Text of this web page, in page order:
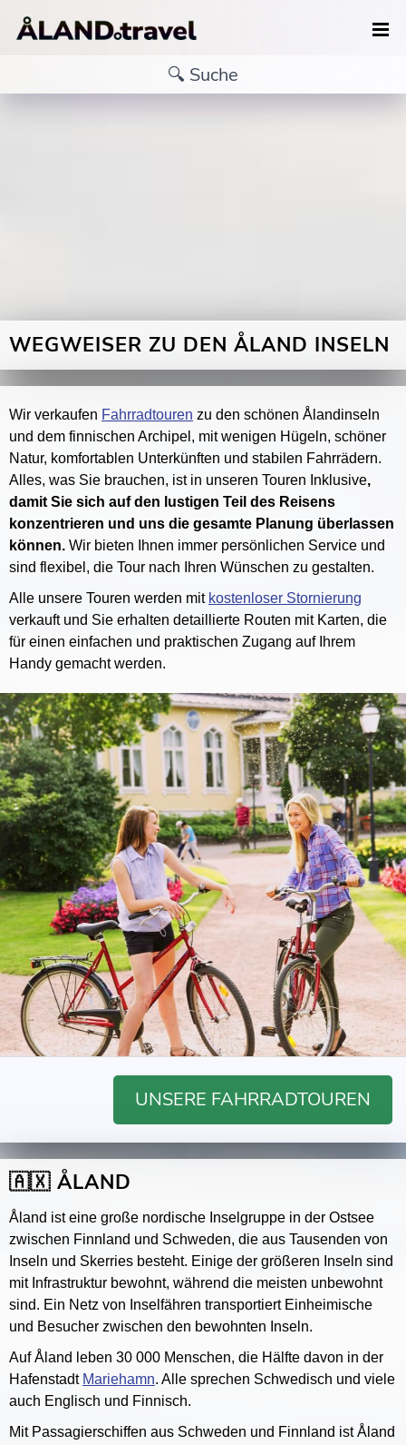
WEGWEISER ZU DEN ÅLAND INSELN
Wir verkaufen Fahrradtouren zu den schönen Ålandinseln
und dem finnischen Archipel, mit wenigen Hügeln, schöner
Natur, komfortablen Unterkünften und stabilen Fahrrädern.
Alles, was Sie brauchen, ist in unseren Touren Inklusive,
damit Sie sich auf den lustigen Teil des Reisens
konzentrieren und uns die gesamte Planung überlassen
können. Wir bieten Ihnen immer persönlichen Service und
sind flexibel, die Tour nach Ihren Wünschen zu gestalten.
Alle unsere Touren werden mit kostenloser Stornierung
verkauft und Sie erhalten detaillierte Routen mit Karten, die
für einen einfachen und praktischen Zugang auf Ihrem
Handy gemacht werden.
UNSERE FAHRRADTOUREN
🇦🇽 ÅLAND
Åland ist eine große nordische Inselgruppe in der Ostsee
zwischen Finnland und Schweden, die aus Tausenden von
Inseln und Skerries besteht. Einige der größeren Inseln sind
mit Infrastruktur bewohnt, während die meisten unbewohnt
sind. Ein Netz von Inselfähren transportiert Einheimische
und Besucher zwischen den bewohnten Inseln.
Auf Åland leben 30 000 Menschen, die Hälfte davon in der
Hafenstadt Mariehamn. Alle sprechen Schwedisch und viele
auch Englisch und Finnisch.
Mit Passagierschiffen aus Schweden und Finnland ist Åland